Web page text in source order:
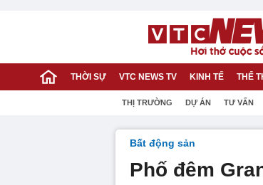
THỜI SỰ VTC NEWS TV KINH TẾ THỂ
THỊ TRƯỜNG DỰ ÁN TƯ VẤN
Bất động sản
Phố đêm